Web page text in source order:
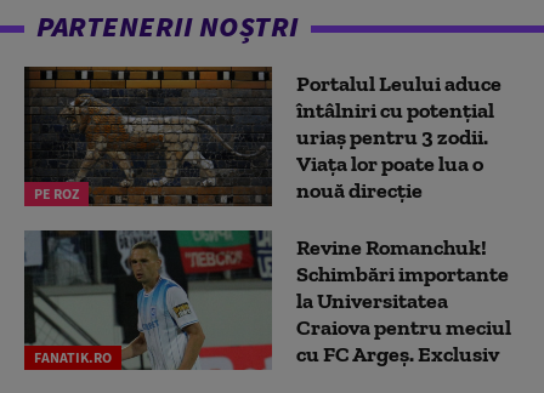
PARTENERII NOȘTRI
PE ROZ
Portalul Leului aduce
întâlniri cu potențial
uriaș pentru 3 zodii.
Viața lor poate lua o
nouă direcție
FANATIK.RO
Revine Romanchuk!
Schimbări importante
la Universitatea
Craiova pentru meciul
cu FC Argeş. Exclusiv